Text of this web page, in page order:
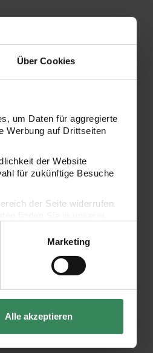
Über Cookies
um Daten für aggregierte
Werbung auf Drittseiten
der Website
für zukünftige Besuche
der Seite widerrufen
Marketing
Alle akzeptieren